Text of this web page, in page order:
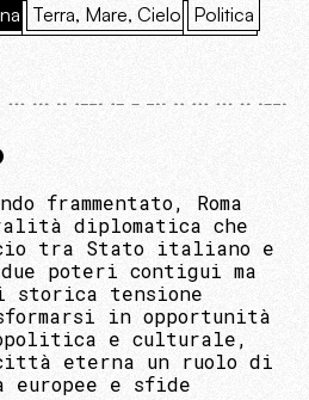
Terra, Mare, Cielo Politica
frammentato, Roma
diplomatica che
tra Stato italiano e
poteri contigui ma
tensione
in opportunità
e culturale,
eterna un ruolo di
e sfide